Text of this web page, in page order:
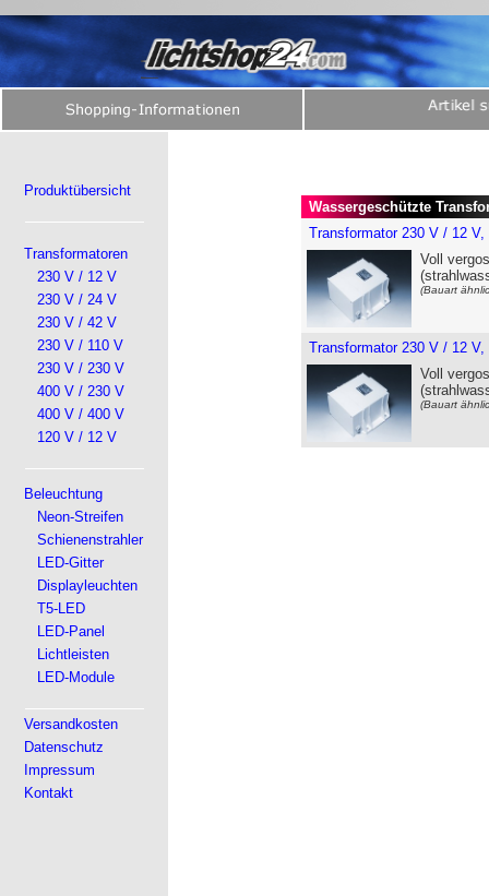
Produktübersicht
Transformatoren
230 V / 12 V
230 V / 24 V
230 V / 42 V
230 V / 110 V
230 V / 230 V
400 V / 230 V
400 V / 400 V
120 V / 12 V
Beleuchtung
Neon-Streifen
Schienenstrahler
LED-Gitter
Displayleuchten
T5-LED
LED-Panel
Lichtleisten
LED-Module
Versandkosten
Datenschutz
Impressum
Kontakt
Wassergeschützte
Transformator 230 V / 12
Voll
(Bauart
Transformator 230 V / 12
Voll
(Bauart